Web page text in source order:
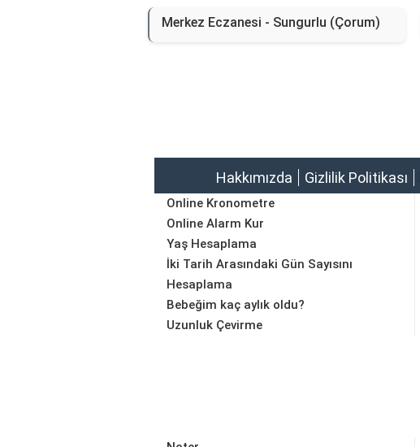
Merkez Eczanesi - Sungurlu (Çorum)
Hakkımızda Gizlilik Politikası
Online Kronometre
Online Alarm Kur
Yaş Hesaplama
İki Tarih Arasındaki Gün Sayısını
Hesaplama
Bebeğim kaç aylık oldu?
Uzunluk Çevirme